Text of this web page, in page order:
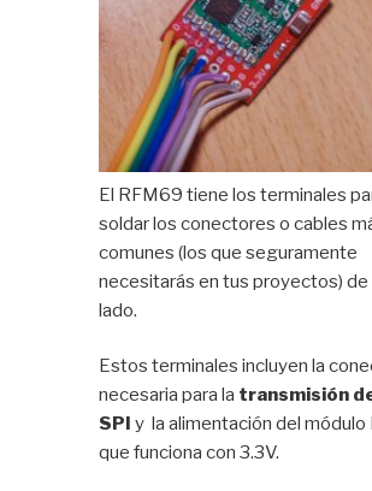
El RFM69 tiene los terminales
soldar los conectores o cables
comunes (los que seguramente
necesitarás en tus proyectos) de
lado.
Estos terminales incluyen la
necesaria para la transmisión
SPI y la alimentación del módulo
que funciona con 3.3V.